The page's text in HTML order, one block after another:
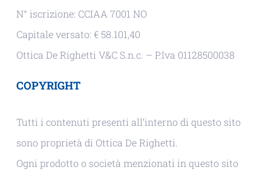
N° iscrizione: CCIAA 7001 NO
Capitale versato: € 58.101,40
Ottica De Righetti V&C S.n.c. – P.Iva 01128500038
COPYRIGHT
Tutti i contenuti presenti all’interno di questo sito
sono proprietà di Ottica De Righetti.
Ogni prodotto o società menzionati in questo sito